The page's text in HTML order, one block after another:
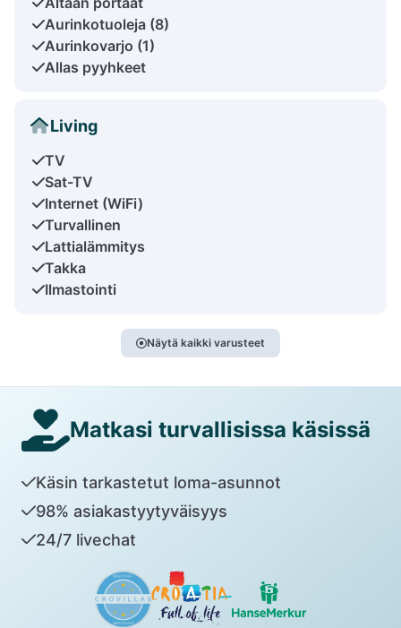
Aurinkotuoleja (8)
Aurinkovarjo (1)
Allas pyyhkeet
Living
TV
Sat-TV
Internet (WiFi)
Turvallinen
Lattialämmitys
Takka
Ilmastointi
Näytä kaikki varusteet
Matkasi turvallisissa käsissä
Käsin tarkastetut loma-asunnot
98% asiakastyytyväisyys
24/7 livechat